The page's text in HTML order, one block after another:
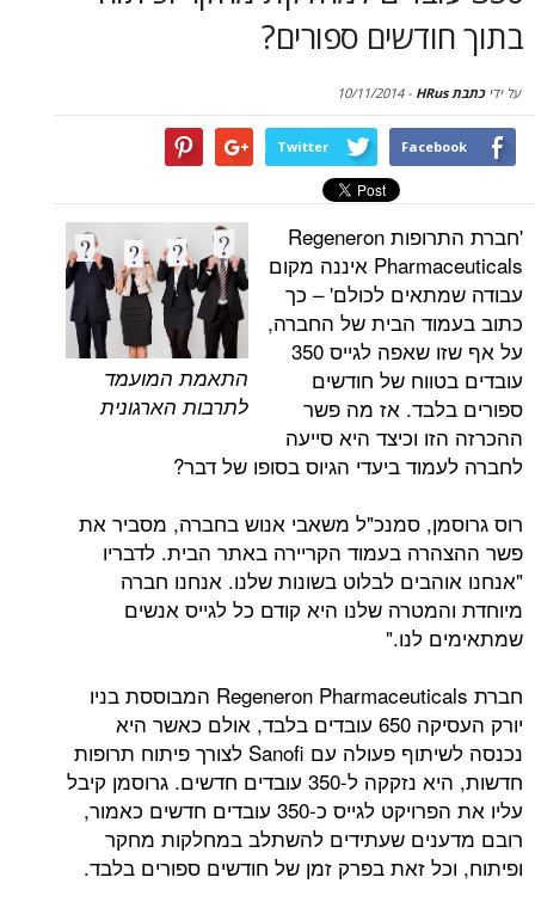
ספורים?
-
10/11/2014
Twitter
התאמת המועמד
לתרבות הארגונית
'חברת התרופות Regeneron
Pharmaceuticals איננה מקום
לכולם' – כך
הבית של החברה,
על אף שזו שאפה לגייס 350
של חודשים
אז מה פשר
וכיצד היא סייעה
ביעדי הגיוס בסופו של דבר?
סמנכ"ל משאבי אנוש בחברה, מסביר את
בעמוד הקריירה באתר הבית. לדבריו
לבלוט בשונות שלנו. אנחנו חברה
שלנו היא קודם כל לגייס אנשים
לנו."
חברת Regeneron Pharmaceuticals המבוססת בניו
יורק העסיקה 650 עובדים בלבד, אולם כאשר היא
נכנסה לשיתוף פעולה עם Sanofi לצורך פיתוח תרופות
חדשות, היא נזקקה ל-350 עובדים חדשים. גרוסמן קיבל
עליו את הפרויקט לגייס כ-350 עובדים חדשים כאמור,
שעתידים להשתלב במחלקות מחקר
זאת בפרק זמן של חודשים ספורים בלבד.